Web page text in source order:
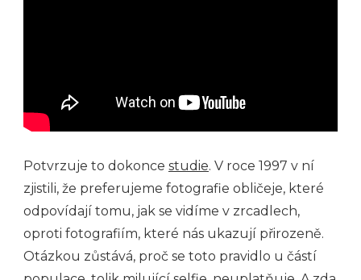
Potvrzuje to dokonce studie. V roce 1997 v ní
zjistili, že preferujeme fotografie obličeje, které
odpovídají tomu, jak se vidíme v zrcadlech,
oproti fotografiím, které nás ukazují přirozeně.
Otázkou zůstává, proč se toto pravidlo u částí